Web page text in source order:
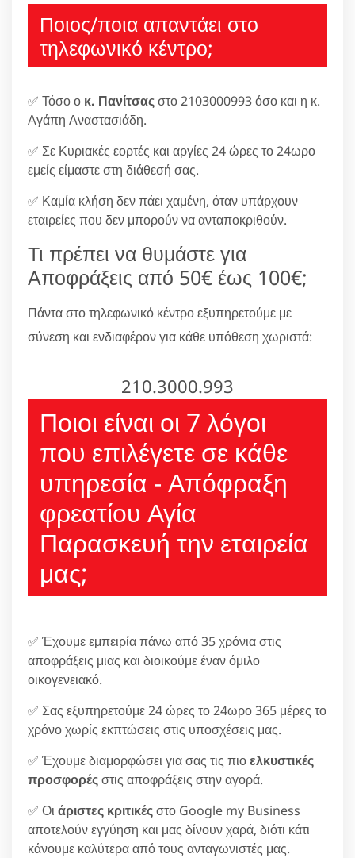
Ποιος/ποια απαντάει στο
τηλεφωνικό κέντρο;
✅ Τόσο ο κ. Πανίτσαςστο 2103000993 όσο και η κ.
Αγάπη Αναστασιάδη.
✅ Σε Κυριακές εορτές και αργίες 24 ώρες το 24ωρο
εμείς είμαστε στη διάθεσή σας.
✅ Καμία κλήση δεν πάει χαμένη, όταν υπάρχουν
εταιρείες που δεν μπορούν να ανταποκριθούν.
Τι πρέπει να θυμάστε για
Αποφράξεις από 50€ έως 100€;
Πάντα στο τηλεφωνικό κέντρο εξυπηρετούμε με
σύνεση και ενδιαφέρον για κάθε υπόθεση χωριστά:
210.3000.993
Ποιοι είναι οι 7 λόγοι
που επιλέγετε σε κάθε
υπηρεσία - Απόφραξη
φρεατίου Αγία
Παρασκευή την εταιρεία
μας;
✅ Έχουμε εμπειρία πάνω από 35 χρόνια στις
αποφράξεις μιας και διοικούμε έναν όμιλο
οικογενειακό.
✅ Σας εξυπηρετούμε 24 ώρες το 24ωρο 365 μέρες το
χρόνο χωρίς εκπτώσεις στις υποσχέσεις μας.
✅ Έχουμε διαμορφώσει για σας τις πιοελκυστικές
προσφορέςστις αποφράξεις στην αγορά.
✅ Οι άριστες κριτικέςστο Google my Business
αποτελούν εγγύηση και μας δίνουν χαρά, διότι κάτι
κάνουμε καλύτερα από τους ανταγωνιστές μας.